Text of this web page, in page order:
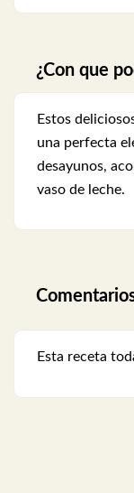
¿Con que
Estos
una perfecta
desayunos,
vaso de leche.
Esta receta